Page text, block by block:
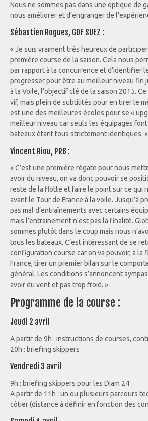
Nous ne sommes pas dans une optique de
nous améliorer et d’engranger de
Sébastien Rogues, GDF SUEZ :
« Je suis vraiment très heureux de
première course de la saison. Cela nous
par rapport à la concurrence et d’identifier
progresser pour être au meilleur niveau fin
à la Voile, l’objectif clé de la saison 2015.
vif, mais plein de subtilités pour en tirer le
est une des meilleures écoles pour se «
meilleur niveau car seuls les équipages
bateaux étant tous strictement identiques. »
Vincent Riou, PRB :
« C’est une première régate pour nous
avoir du niveau, on va donc pouvoir se
reste de la flotte et faire le point sur ce qui
avant le Tour de France à la voile. Jusqu’à
pas mal d’entraînements avec certains
mais l’entrainement n’est pas la finalité.
sommes plutôt dans le coup mais nous
tous les bateaux. C’est intéressant de se
configuration course car on va pouvoir, à la
France, tirer un premier bilan sur le
général. Les conditions s’annoncent
avoir du vent et pas trop froid. »
Programme de la course :
Jeudi 2 avril
A partir de 9h : instructions de courses,
20h : briefing skippers
Vendredi 3 avril
9h : briefing skippers pour les Diam 24
A partir de 11h : un ou plusieurs parcours
côtier (distance à définir en fonction des